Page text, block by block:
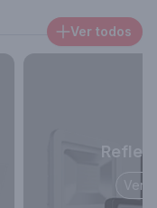
Ver todos
Ver